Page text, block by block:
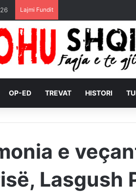
Lajmi Fundit
OP-ED TREVAT HISTORI
e
Lasgush